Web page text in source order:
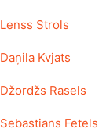
Lenss Strols
Daņila Kvjats
Džordžs Rasels
Sebastians Fetels